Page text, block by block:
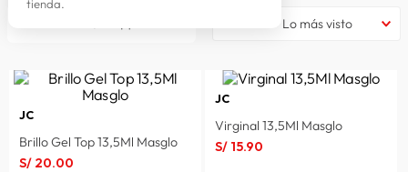
zapatillas
laptop
8.
9 spiderman
tienda.
Lo más visto
JC
Brillo Gel Top 13,5Ml Masglo
S/ 20.00
JC
Virginal 13,5Ml Masglo
S/ 15.90